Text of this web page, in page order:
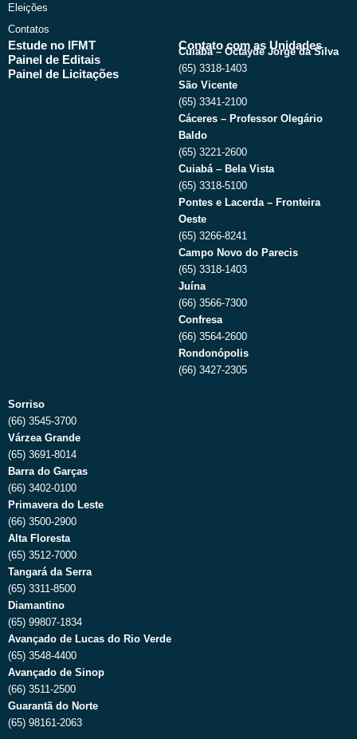
Eleições
Contatos
Estude no IFMT
Painel de Editais
Painel de Licitações
Contato com as Unidades
Cuiabá – Octayde Jorge da Silva
(65) 3318-1403
São Vicente
(65) 3341-2100
Cáceres – Professor Olegário
Baldo
(65) 3221-2600
Cuiabá – Bela Vista
(65) 3318-5100
Pontes e Lacerda – Fronteira
Oeste
(65) 3266-8241
Campo Novo do Parecis
(65) 3318-1403
Juína
(66) 3566-7300
Confresa
(66) 3564-2600
Rondonópolis
(66) 3427-2305
Sorriso
(66) 3545-3700
Várzea Grande
(65) 3691-8014
Barra do Garças
(66) 3402-0100
Primavera do Leste
(66) 3500-2900
Alta Floresta
(65) 3512-7000
Tangará da Serra
(65) 3311-8500
Diamantino
(65) 99807-1834
Avançado de Lucas do Rio Verde
(65) 3548-4400
Avançado de Sinop
(66) 3511-2500
Guarantã do Norte
(65) 98161-2063